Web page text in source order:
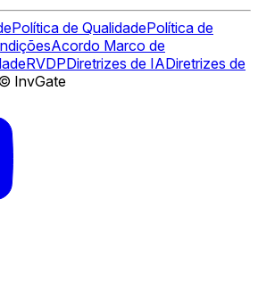
Política de QualidadePolítica de
Acordo Marco de
RVDPDiretrizes de IADiretrizes de
InvGate